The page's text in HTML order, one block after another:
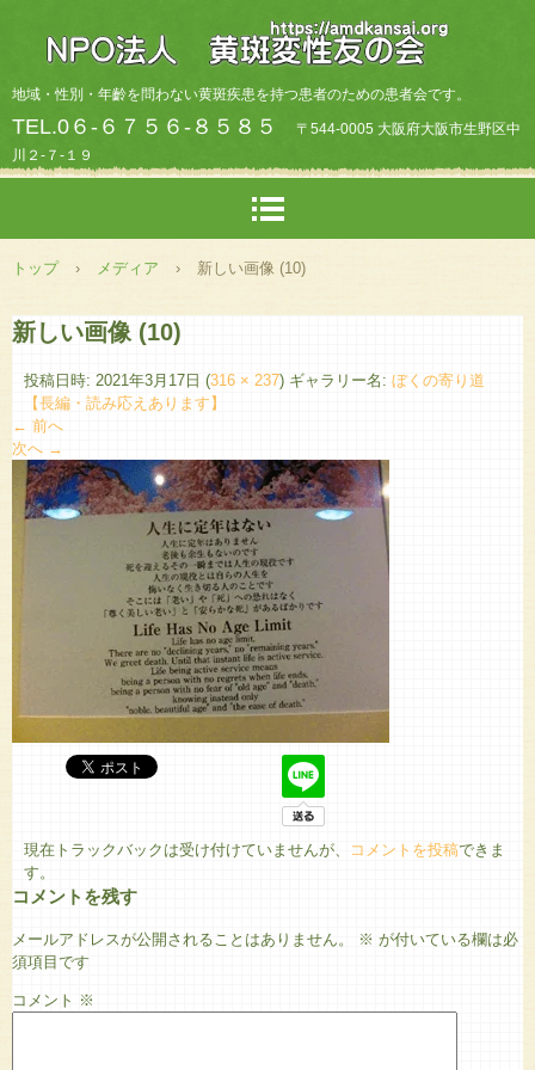
地域・性別・年齡を問わない黄斑疾患を持つ患者のための患者会です。
TEL.0６-６７５６-８５８５
〒544-0005 大阪府大阪市生野区中
川２-７-１９
トップ › メディア › 新しい画像 (10)
新しい画像 (10)
投稿日時: 2021年3月17日 (316 × 237) ギャラリー名: ぼくの寄り道
【長編・読み応えあります】
← 前へ
次へ →
現在トラックバックは受け付けていませんが、 コメントを投稿できま
す。
コメントを残す
メールアドレスが公開されることはありません。 ※ が付いている欄は必
須項目です
コメント ※